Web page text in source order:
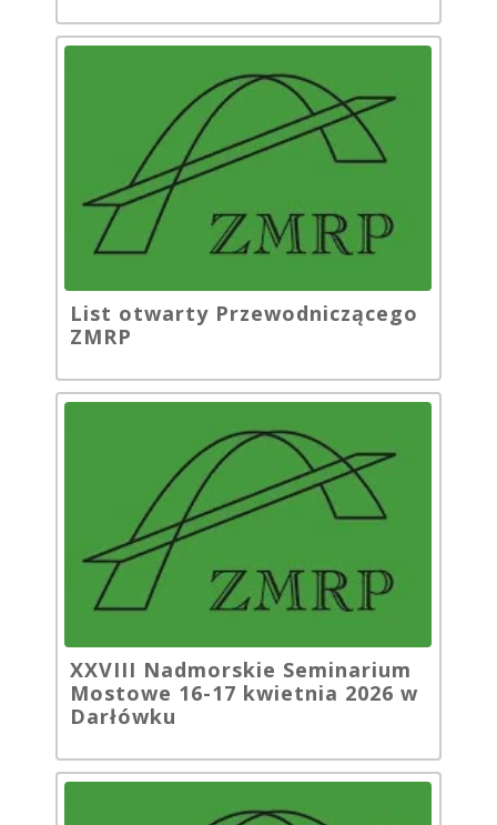
List otwarty Przewodniczącego
ZMRP
XXVIII Nadmorskie Seminarium
Mostowe 16-17 kwietnia 2026 w
Darłówku